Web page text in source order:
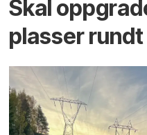
Skal
plasser